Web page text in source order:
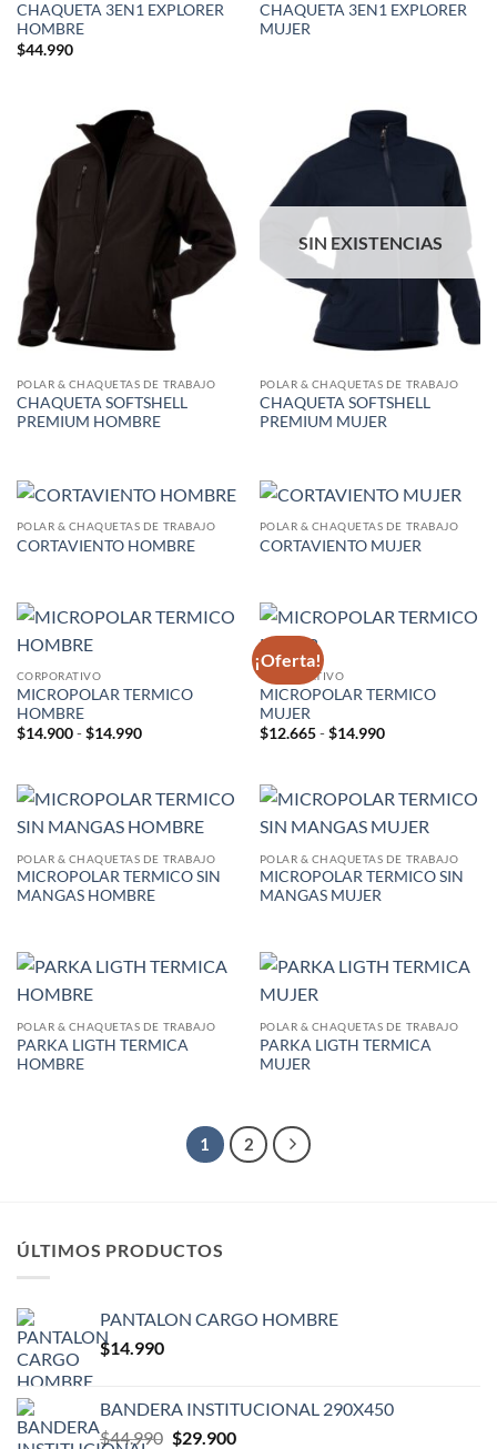
CHAQUETA 3EN1 EXPLORER
HOMBRE
$44.990
CHAQUETA 3EN1 EXPLORER
MUJER
POLAR & CHAQUETAS DE TRABAJO
CHAQUETA SOFTSHELL
PREMIUM HOMBRE
SIN EXISTENCIAS
POLAR & CHAQUETAS DE TRABAJO
CHAQUETA SOFTSHELL
PREMIUM MUJER
POLAR & CHAQUETAS DE TRABAJO
CORTAVIENTO HOMBRE
POLAR & CHAQUETAS DE TRABAJO
CORTAVIENTO MUJER
CORPORATIVO
MICROPOLAR TERMICO
HOMBRE
$14.900 - $14.990Rango
$14.900
hasta
$14.990
¡Oferta!
CORPORATIVO
MICROPOLAR TERMICO
MUJER
$12.665 - $14.990Rango
$12.665
hasta
$14.990
POLAR & CHAQUETAS DE TRABAJO
MICROPOLAR TERMICO SIN
MANGAS HOMBRE
POLAR & CHAQUETAS DE TRABAJO
MICROPOLAR TERMICO SIN
MANGAS MUJER
POLAR & CHAQUETAS DE TRABAJO
PARKA LIGTH TERMICA
HOMBRE
POLAR & CHAQUETAS DE TRABAJO
PARKA LIGTH TERMICA
MUJER
1 2
ÚLTIMOS PRODUCTOS
PANTALON CARGO HOMBRE
$14.990
BANDERA INSTITUCIONAL 290X450
$44.990 El
$29.900El